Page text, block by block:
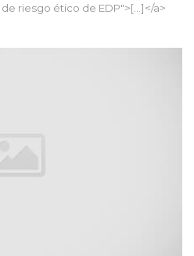
riesgo ético de EDP">[...]</a>